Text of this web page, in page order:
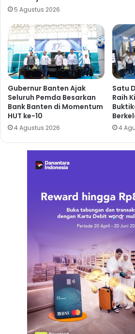
5 Agustus 2026
Gubernur Banten Ajak
Seluruh Pemda Besarkan
Bank Banten di Momentum
HUT ke-10
4 Agustus 2026
Satu
Raih
4